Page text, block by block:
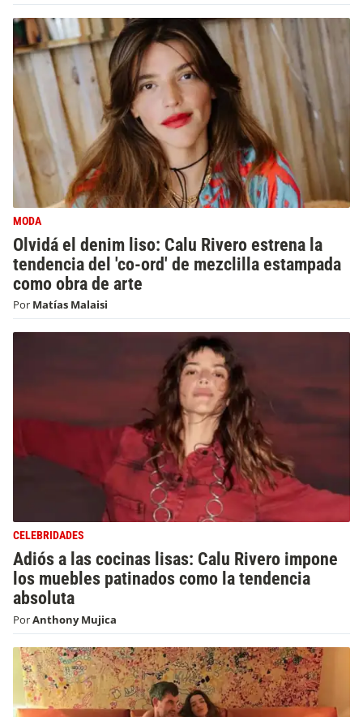
MODA
Olvidá el denim liso: Calu Rivero estrena la
tendencia del 'co-ord' de mezclilla estampada
como obra de arte
Por Matías Malaisi
CELEBRIDADES
Adiós a las cocinas lisas: Calu Rivero impone
los muebles patinados como la tendencia
absoluta
PorAnthony Mujica